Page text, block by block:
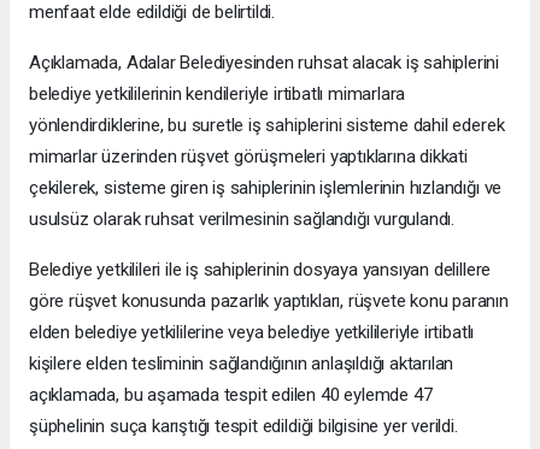
menfaat elde edildiği de belirtildi.
Açıklamada, Adalar Belediyesinden ruhsat alacak iş sahiplerini
belediye yetkililerinin kendileriyle irtibatlı mimarlara
yönlendirdiklerine, bu suretle iş sahiplerini sisteme dahil ederek
mimarlar üzerinden rüşvet görüşmeleri yaptıklarına dikkati
çekilerek, sisteme giren iş sahiplerinin işlemlerinin hızlandığı ve
usulsüz olarak ruhsat verilmesinin sağlandığı vurgulandı.
Belediye yetkilileri ile iş sahiplerinin dosyaya yansıyan delillere
göre rüşvet konusunda pazarlık yaptıkları, rüşvete konu paranın
elden belediye yetkililerine veya belediye yetkilileriyle irtibatlı
kişilere elden tesliminin sağlandığının anlaşıldığı aktarılan
açıklamada, bu aşamada tespit edilen 40 eylemde 47
şüphelinin suça karıştığı tespit edildiği bilgisine yer verildi.